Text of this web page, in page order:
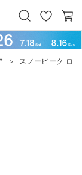
お
気
に
カ
ー
＞ スノーピーク ロ